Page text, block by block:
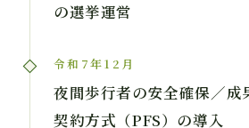
の選挙運営
令和7年12月
夜間歩行者の安全確保／成
契約方式（PFS）の導入